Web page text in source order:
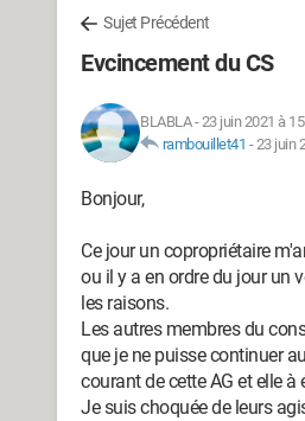
Sujet Précédent
Evcincement du CS
BLABLA-23 juin 2021 à
rambouillet41 -23 juin
Bonjour,
Ce jour un copropriétaire
ou il y a en ordre du jour un
les raisons.
Les autres membres du
que je ne puisse continuer
courant de cette AG et elle
Je suis choquée de leurs